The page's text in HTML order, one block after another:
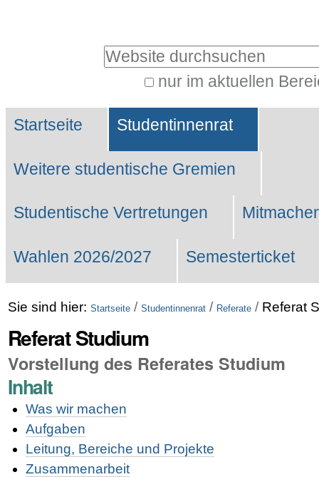
Website durchsuchen
nur im aktuellen
Suche…
Sektionen
Startseite Studentinnenrat
Weitere studentische Gremien
Studentische Vertretungen
Wahlen 2026/2027 Semesterticket
Sie sind hier: Startseite / Studentinnenrat / Referate / Referat
Referat Studium
Vorstellung des Referates Studium
Inhalt
Was wir machen
Aufgaben
Leitung, Bereiche und Projekte
Zusammenarbeit